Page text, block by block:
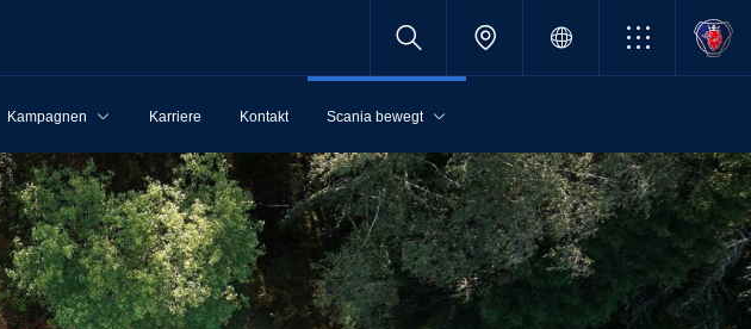
Kampagnen Karriere Kontakt Scania bewegt